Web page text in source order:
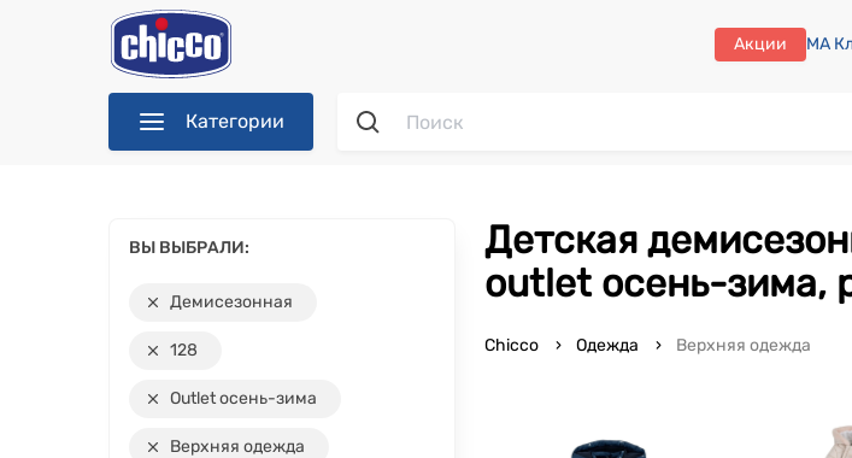
Акции МА
Категории
ВЫ ВЫБРАЛИ:
Демисезонная
128
Outlet осень-зима
Верхняя одежда
Детская демисезонная верхняя одежда коллекции
outlet осень-зима,
Chicco Одежда Верхняя одежда